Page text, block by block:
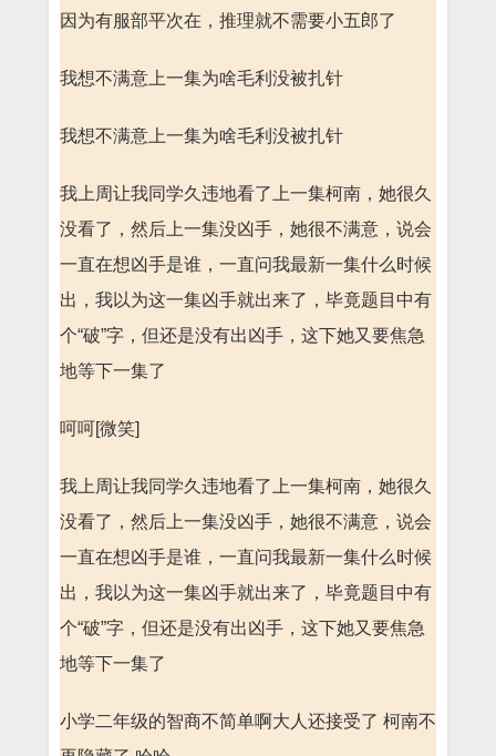
因为有服部平次在，推理就不需要小五郎了
我想不满意上一集为啥毛利没被扎针
我想不满意上一集为啥毛利没被扎针
我上周让我同学久违地看了上一集柯南，她很久
没看了，然后上一集没凶手，她很不满意，说会
一直在想凶手是谁，一直问我最新一集什么时候
出，我以为这一集凶手就出来了，毕竟题目中有
个“破”字，但还是没有出凶手，这下她又要焦急
地等下一集了
呵呵[微笑]
我上周让我同学久违地看了上一集柯南，她很久
没看了，然后上一集没凶手，她很不满意，说会
一直在想凶手是谁，一直问我最新一集什么时候
出，我以为这一集凶手就出来了，毕竟题目中有
个“破”字，但还是没有出凶手，这下她又要焦急
地等下一集了
小学二年级的智商不简单啊大人还接受了 柯南不